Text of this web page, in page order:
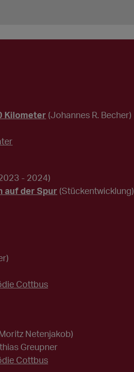
Kilometer (Johannes R. Becher)
- 2024)
auf der Spur (Stückentwicklung)
Cottbus
Netenjakob)
Greupner
Cottbus